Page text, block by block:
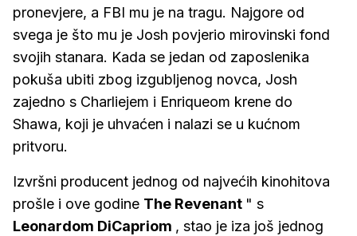
pronevjere, a FBI mu je na tragu. Najgore od
svega je što mu je Josh povjerio mirovinski fond
svojih stanara. Kada se jedan od zaposlenika
pokuša ubiti zbog izgubljenog novca, Josh
zajedno s Charliejem i Enriqueom krene do
Shawa, koji je uhvaćen i nalazi se u kućnom
pritvoru.
Izvršni producent jednog od najvećih kinohitova
prošle i ove godine The Revenant " s
Leonardom DiCapriom , stao je iza još jednog